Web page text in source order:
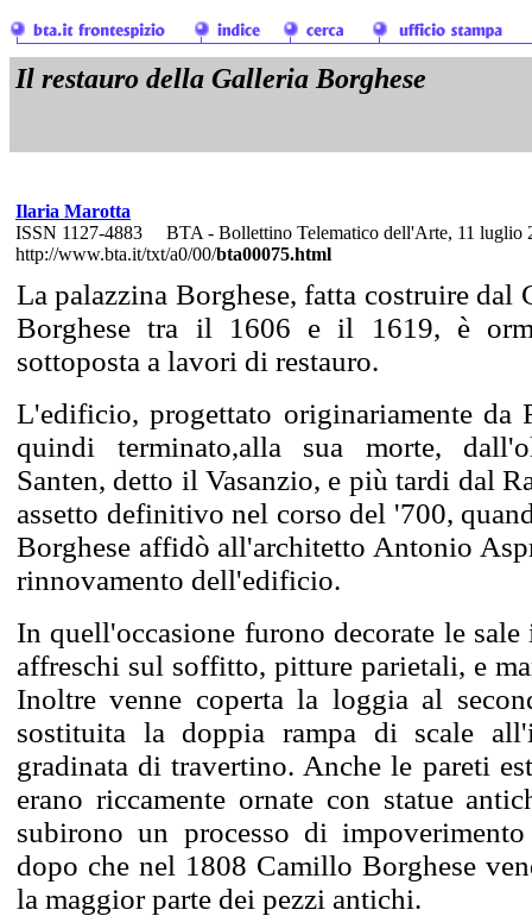
Il restauro della Galleria Borghese
Ilaria Marotta
ISSN 1127-4883 BTA - Bollettino Telematico dell'Arte, 11 luglio
http://www.bta.it/txt/a0/00/bta00075.html
La palazzina Borghese, fatta costruire dal
Borghese tra il 1606 e il 1619, è
sottoposta a lavori di restauro.
L'edificio, progettato originariamente da
quindi terminato,alla sua morte,
Santen, detto il Vasanzio, e più tardi dal
assetto definitivo nel corso del '700,
Borghese affidò all'architetto Antonio
rinnovamento dell'edificio.
In quell'occasione furono decorate le
affreschi sul soffitto, pitture parietali, e
Inoltre venne coperta la loggia al
sostituita la doppia rampa di scale
gradinata di travertino. Anche le pareti
erano riccamente ornate con statue
subirono un processo di
dopo che nel 1808 Camillo Borghese
la maggior parte dei pezzi antichi.